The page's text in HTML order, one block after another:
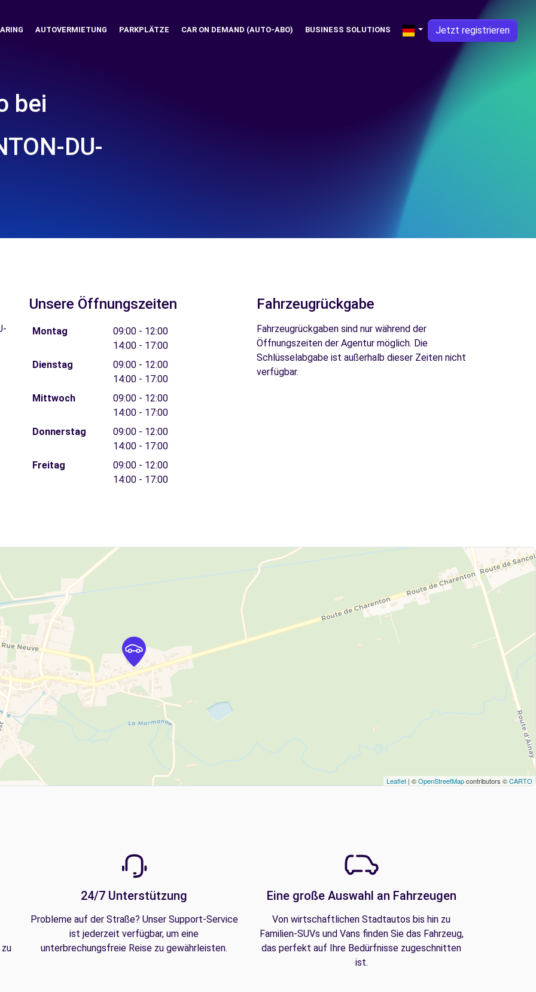
AUTOVERMIETUNG PARKPLÄTZE CAR ON DEMAND (AUTO-ABO) BUSINESS SOLUTIONS Jetzt registrieren
bei
DU-
Unsere Öffnungszeiten
Montag
09:00 - 12:00
14:00 - 17:00
Dienstag
09:00 - 12:00
14:00 - 17:00
Mittwoch
09:00 - 12:00
14:00 - 17:00
Donnerstag
09:00 - 12:00
14:00 - 17:00
Freitag
09:00 - 12:00
14:00 - 17:00
Fahrzeugrückgabe
Fahrzeugrückgaben sind nur während der
Öffnungszeiten der Agentur möglich. Die
Schlüsselabgabe ist außerhalb dieser Zeiten nicht
verfügbar.
Leaflet | ©OpenStreetMapcontributors ©CARTO
24/7 Unterstützung
Probleme auf der Straße? Unser Support-Service
ist jederzeit verfügbar, um eine
unterbrechungsfreie Reise zu gewährleisten.
Eine große Auswahl an Fahrzeugen
Von wirtschaftlichen Stadtautos bis hin zu
Familien-SUVs und Vans finden Sie das Fahrzeug,
das perfekt auf Ihre Bedürfnisse zugeschnitten
ist.